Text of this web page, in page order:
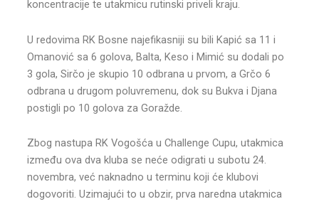
koncentracije te utakmicu rutinski priveli kraju.
U redovima RK Bosne najefikasniji su bili Kapić sa 11 i
Omanović sa 6 golova, Balta, Keso i Mimić su dodali po
3 gola, Sirčo je skupio 10 odbrana u prvom, a Grčo 6
odbrana u drugom poluvremenu, dok su Bukva i Djana
postigli po 10 golova za Goražde.
Zbog nastupa RK Vogošća u Challenge Cupu, utakmica
između ova dva kluba se neće odigrati u subotu 24.
novembra, već naknadno u terminu koji će klubovi
dogovoriti. Uzimajući to u obzir, prva naredna utakmica